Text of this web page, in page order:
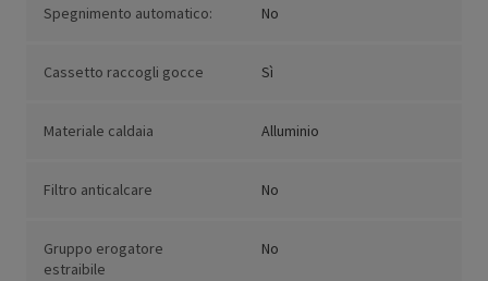
Spegnimento automatico: No
Cassetto raccogli gocce Sì
Materiale caldaia Alluminio
Filtro anticalcare No
Gruppo erogatore
estraibile
No